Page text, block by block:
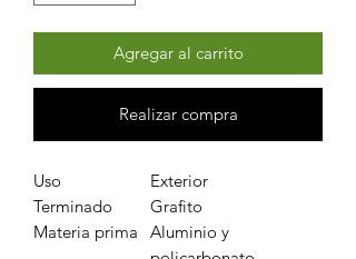
Agregar al carrito
Realizar compra
Uso
Exterior
Terminado
Grafito
Materia prima
Aluminio y